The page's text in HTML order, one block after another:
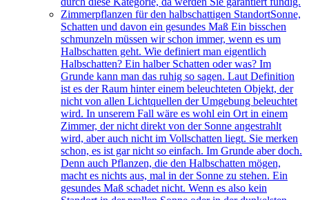
Zimmerpflanzen für den halbschattigen StandortSonne,
Schatten und davon ein gesundes Maß Ein bisschen
schmunzeln müssen wir schon immer, wenn es um
Halbschatten geht. Wie definiert man eigentlich
Halbschatten? Ein halber Schatten oder was? Im
Grunde kann man das ruhig so sagen. Laut Definition
ist es der Raum hinter einem beleuchteten Objekt, der
nicht von allen Lichtquellen der Umgebung beleuchtet
wird. In unserem Fall wäre es wohl ein Ort in einem
Zimmer, der nicht direkt von der Sonne angestrahlt
wird, aber auch nicht im Vollschatten liegt. Sie merken
schon, es ist gar nicht so einfach. Im Grunde aber doch.
Denn auch Pflanzen, die den Halbschatten mögen,
macht es nichts aus, mal in der Sonne zu stehen. Ein
gesundes Maß schadet nicht. Wenn es also kein